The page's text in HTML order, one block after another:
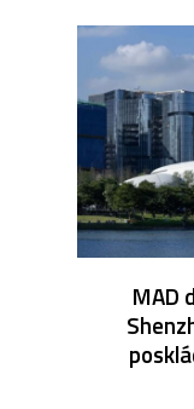
MAD